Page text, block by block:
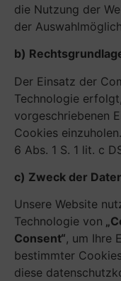
die Nutzung der
der
b)
Der Einsatz der
Technologie
vorgeschriebenen
Cookies
6 Abs. 1 S. 1 lit. c
c) Zweck der
Unsere Website
Technologie von
Consent“, um Ihre
bestimmter
diese